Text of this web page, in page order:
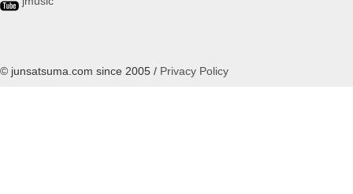
© junsatsuma.com since 2005 / Privacy Policy